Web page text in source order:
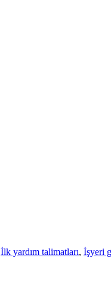
İlk yardım talimatları, İşyeri